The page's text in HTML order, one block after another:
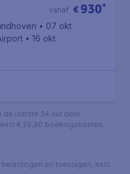
€ 930*
vanaf
• 07 okt
• 16 okt
de laatste 24 uur door
€ 29,90 boekingskosten.
en toeslagen, excl.